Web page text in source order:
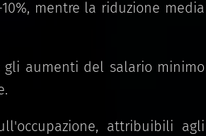
mentre la riduzione media
gli aumenti del salario minimo
attribuibili agli